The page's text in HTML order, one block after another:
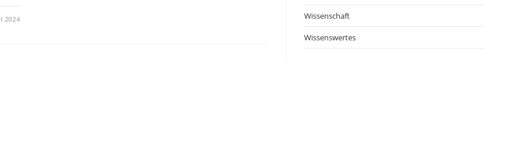
2024 Wissenschaft
Wissenswertes